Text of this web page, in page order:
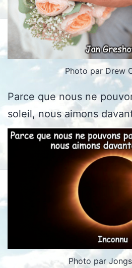
Photo par Drew
Parce que nous ne
soleil, nous aimons
Photo par